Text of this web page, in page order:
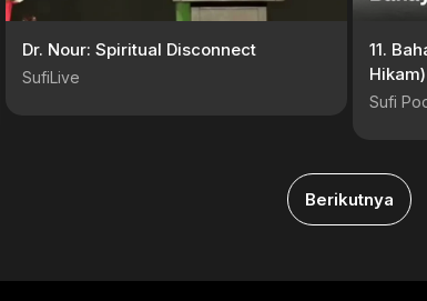
Dr. Nour: Spiritual Disconnect
SufiLive
11.
Sufi
Berikutnya